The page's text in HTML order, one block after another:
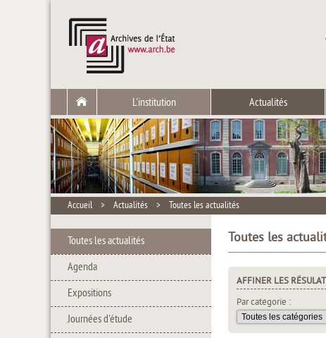
L'institution Actualités
Accueil > Actualités > Toutes les actualités
Toutes les actualités
Agenda
Expositions
Journées d'étude
Toutes les
AFFINER LES
Par catégorie :